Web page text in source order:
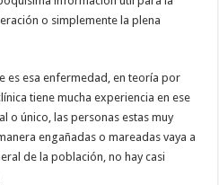
o simplemente la plena
es esa enfermedad, en teoría por
tiene mucha experiencia en ese
o único, las personas estas muy
engañadas o mareadas vaya a
de la población, no hay casi